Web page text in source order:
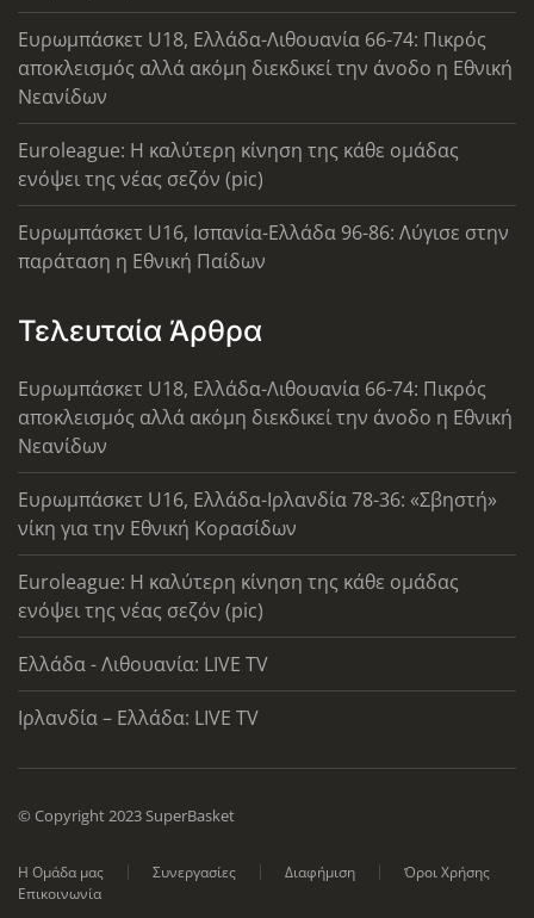
Ευρωμπάσκετ U18, Ελλάδα-Λιθουανία 66-74: Πικρός
αποκλεισμός αλλά ακόμη διεκδικεί την άνοδο η Εθνική
Νεανίδων
Euroleague: Η καλύτερη κίνηση της κάθε ομάδας
ενόψει της νέας σεζόν (pic)
Ευρωμπάσκετ U16, Ισπανία-Ελλάδα 96-86: Λύγισε στην
παράταση η Εθνική Παίδων
Τελευταία Άρθρα
Ευρωμπάσκετ U18, Ελλάδα-Λιθουανία 66-74: Πικρός
αποκλεισμός αλλά ακόμη διεκδικεί την άνοδο η Εθνική
Νεανίδων
Ευρωμπάσκετ U16, Ελλάδα-Ιρλανδία 78-36: «Σβηστή»
νίκη για την Εθνική Κορασίδων
Euroleague: Η καλύτερη κίνηση της κάθε ομάδας
ενόψει της νέας σεζόν (pic)
Ελλάδα - Λιθουανία: LIVE TV
Ιρλανδία – Ελλάδα: LIVE TV
© Copyright 2023 SuperBasket
Η Ομάδα μας Συνεργασίες Διαφήμιση
Όροι Χρήσης
Επικοινωνία